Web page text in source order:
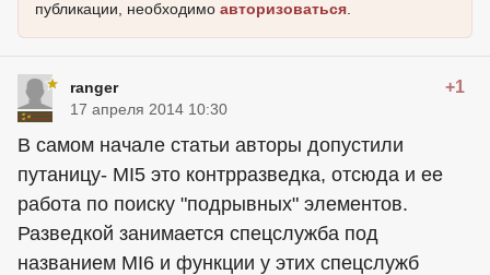
публикации, необходимо авторизоваться
ranger +1
17 апреля 2014 10:30
В самом начале статьи авторы допустили
путаницу- MI5 это контрразведка, отсюда и ее
работа по поиску "подрывных" элементов.
Разведкой занимается спецслужба под
названием MI6 и функции у этих спецслужб